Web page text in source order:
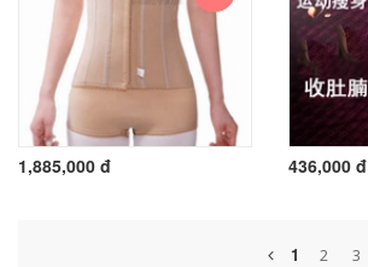
1,885,000 đ 436,000 đ
1 2 3